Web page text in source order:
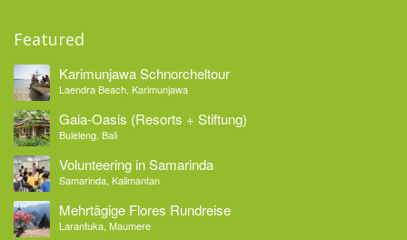
Featured
Karimunjawa Schnorcheltour
Laendra Beach, Karimunjawa
Gaia-Oasis (Resorts + Stiftung)
Buleleng, Bali
Volunteering in Samarinda
Samarinda, Kalimantan
Mehrtägige Flores Rundreise
Larantuka, Maumere